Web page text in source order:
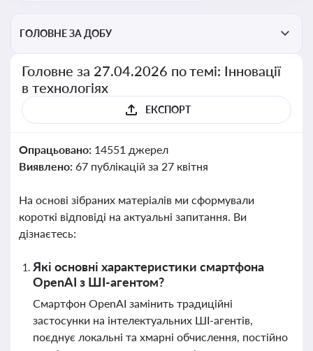
ГОЛОВНЕ ЗА ДОБУ
Головне за 27.04.2026 по темі: Інновації
в технологіях
ЕКСПОРТ
Опрацьовано: 14551 джерел
Виявлено: 67 публікацій за 27 квітня
На основі зібраних матеріалів ми сформували
короткі відповіді на актуальні запитання. Ви
дізнаєтесь:
Які основні характеристики смартфона
OpenAI з ШІ-агентом?
Смартфон OpenAI замінить традиційні
застосунки на інтелектуальних ШІ-агентів,
поєднує локальні та хмарні обчислення, постійно